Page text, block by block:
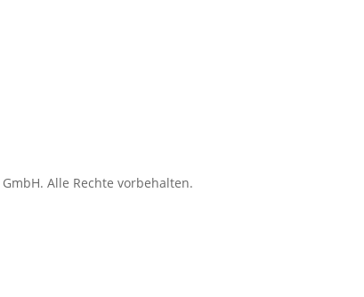
Alle Rechte vorbehalten.